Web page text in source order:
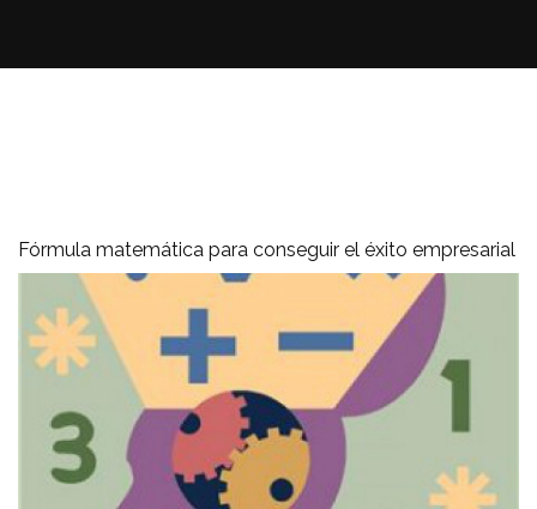
Fórmula matemática para conseguir el éxito empresarial